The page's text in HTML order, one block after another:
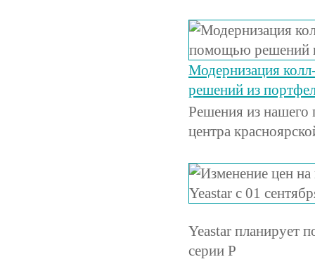
Модернизация
решений из
Решения из нашего
центра
Yeastar планирует
серии P